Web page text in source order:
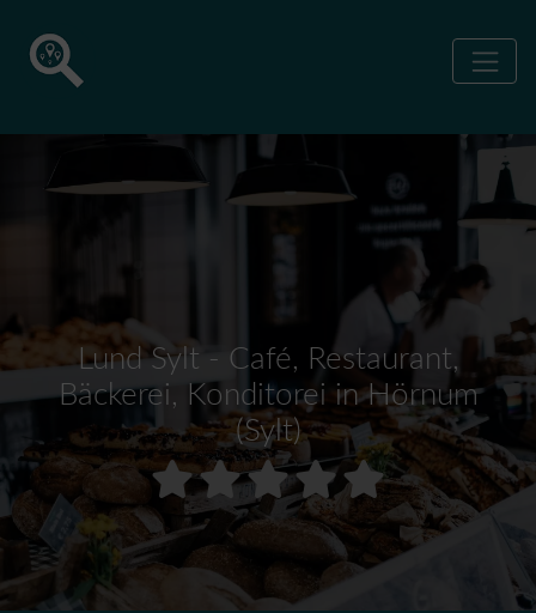
Lund Sylt - Café, Restaurant,
Bäckerei, Konditorei in Hörnum
(Sylt)